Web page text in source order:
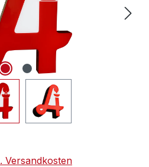
Versandkosten